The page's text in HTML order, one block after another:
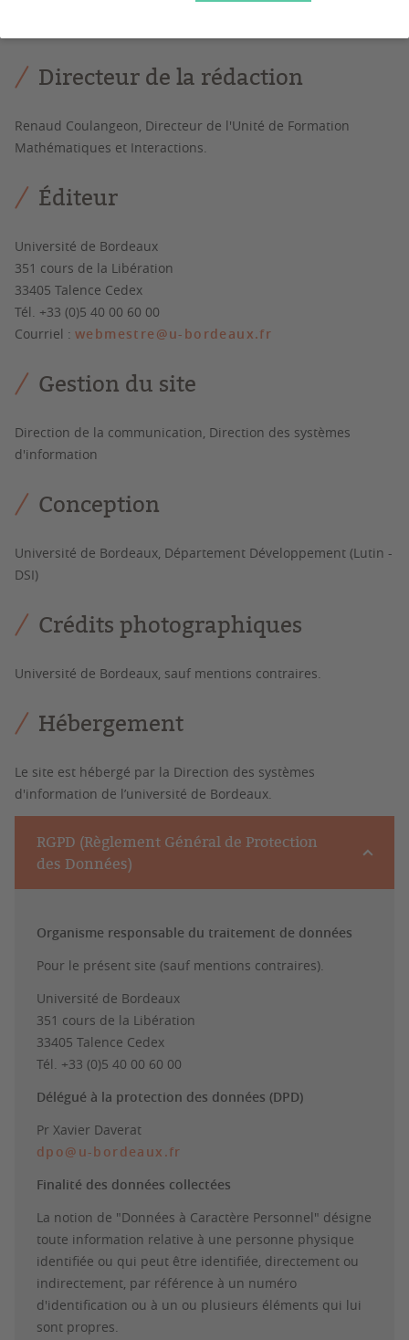
Directeur de la rédaction
Renaud Coulangeon, Directeur de l'Unité de Formation
Mathématiques et Interactions.
Éditeur
Université de Bordeaux
351 cours de la Libération
33405 Talence Cedex
Tél. +33 (0)5 40 00 60 00
Courriel : webmestre@u-bordeaux.fr
Gestion du site
Direction de la communication, Direction des systèmes
d'information
Conception
Université de Bordeaux, Département Développement (Lutin -
DSI)
Crédits photographiques
Université de Bordeaux, sauf mentions contraires.
Hébergement
Le site est hébergé par la Direction des systèmes
d'information de l’université de Bordeaux.
RGPD (Règlement Général de Protection
des Données)
Organisme responsable du traitement de données
Pour le présent site (sauf mentions contraires).
Université de Bordeaux
351 cours de la Libération
33405 Talence Cedex
Tél. +33 (0)5 40 00 60 00
Délégué à la protection des données (DPD)
Pr Xavier Daverat
dpo@u-bordeaux.fr
Finalité des données collectées
La notion de "Données à Caractère Personnel" désigne
toute information relative à une personne physique
identifiée ou qui peut être identifiée, directement ou
indirectement, par référence à un numéro
d'identification ou à un ou plusieurs éléments qui lui
sont propres.